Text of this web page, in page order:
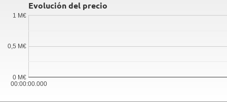
Evolución del precio
00:00:00.000
0 M€
0,5 M€
1 M€